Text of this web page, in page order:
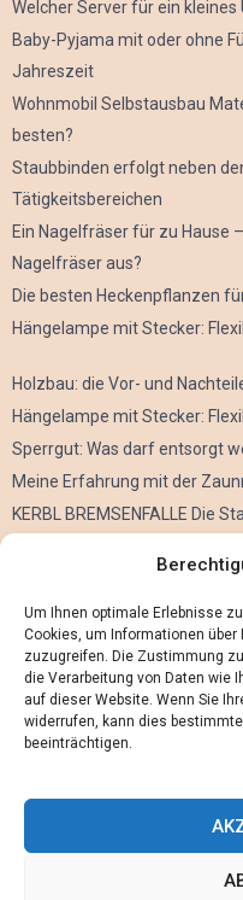
Um Ihnen optimale Erlebnisse
Cookies, um Informationen
zuzugreifen. Die Zustimmung
die Verarbeitung von Daten wie
auf dieser Website. Wenn Sie
widerrufen, kann dies
beeinträchtigen.
Welcher Server für ein kleines
Baby-Pyjama mit oder ohne
Jahreszeit
Wohnmobil Selbstausbau
besten?
Staubbinden erfolgt neben
Tätigkeitsbereichen
Ein Nagelfräser für zu Hause
Nagelfräser aus?
Die besten Heckenpflanzen
Hängelampe mit Stecker:
Holzbau: die Vor- und
Hängelampe mit Stecker:
Sperrgut: Was darf entsorgt
Meine Erfahrung mit der
KERBL BREMSENFALLE Die
Alles über Metall Schleifen